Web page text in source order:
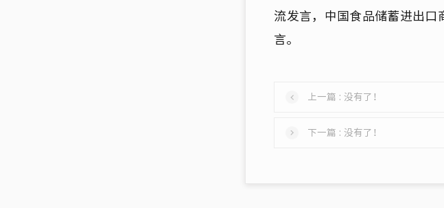
流发言，中国食品储蓄进出口
言。
上一篇 : 没有了！
下一篇 : 没有了！